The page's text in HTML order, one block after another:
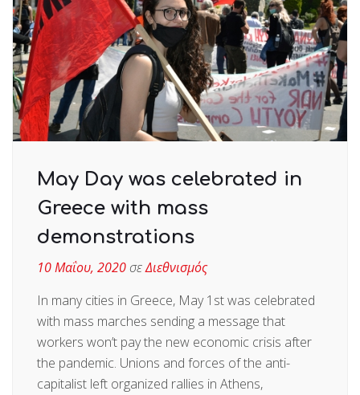
May Day was celebrated in
Greece with mass
demonstrations
10 Μαΐου, 2020σεΔιεθνισμός
In many cities in Greece, May 1st was celebrated
with mass marches sending a message that
workers won’t pay the new economic crisis after
the pandemic. Unions and forces of the anti-
capitalist left organized rallies in Athens,